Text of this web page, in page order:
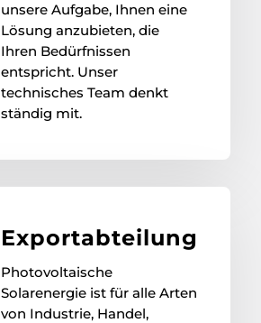
unsere Aufgabe, Ihnen eine
Lösung anzubieten, die
Ihren Bedürfnissen
entspricht. Unser
technisches Team denkt
ständig mit.
Exportabteilung
Photovoltaische
Solarenergie ist für alle Arten
von Industrie, Handel,